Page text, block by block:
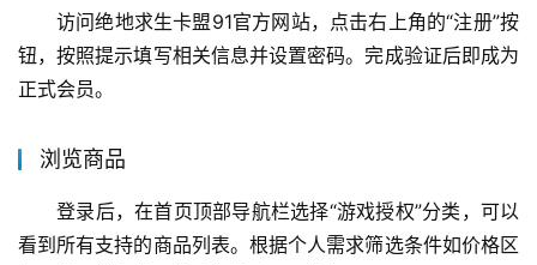
访问绝地求生卡盟91官方网站，点击右上角的“注册”按
钮，按照提示填写相关信息并设置密码。完成验证后即成为
正式会员。
浏览商品
登录后，在首页顶部导航栏选择“游戏授权”分类，可以
看到所有支持的商品列表。根据个人需求筛选条件如价格区